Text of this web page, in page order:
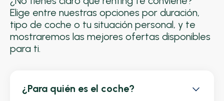
Elige entre nuestras opciones por duración,
tipo de coche o tu situación personal, y te
mostraremos las mejores ofertas disponibles
para ti.
¿Para quién es el coche?